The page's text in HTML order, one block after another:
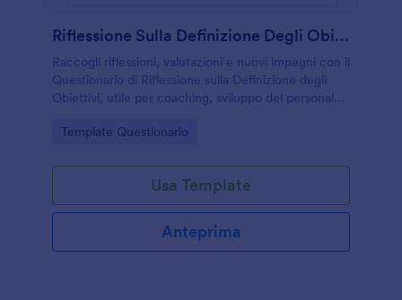
Riflessione Sulla Definizione Degli Obiettivi Questionario
Raccogli riflessioni, valutazioni e nuovi impegni con il
Questionario di Riflessione sulla Definizione degli
Obiettivi, utile per coaching, sviluppo del personale
Go to Category:
Template Questionario
Usa Template
Anteprima